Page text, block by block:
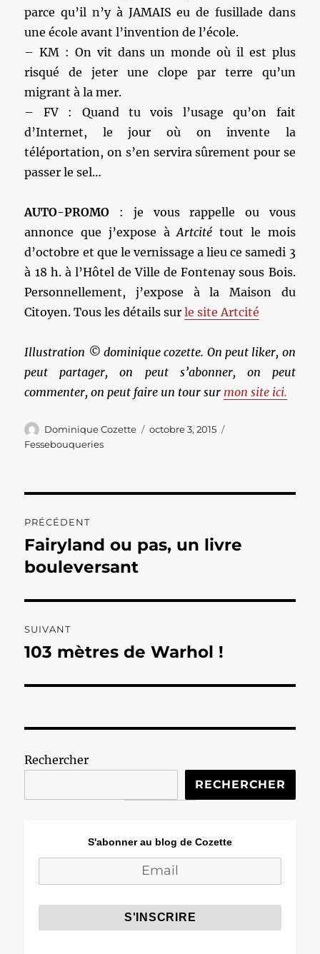
parce qu’il n’y à JAMAIS eu de fusillade dans
une école avant l’invention de l’école.
– KM : On vit dans un monde où il est plus
risqué de jeter une clope par terre qu’un
migrant à la mer.
– FV : Quand tu vois l’usage qu’on fait
d’Internet, le jour où on invente la
téléportation, on s’en servira sûrement pour se
passer le sel…
AUTO-PROMO : je vous rappelle ou vous
annonce que j’expose àArtcité tout le mois
d’octobre et que le vernissage a lieu ce samedi 3
à 18 h. à l’Hôtel de Ville de Fontenay sous Bois.
Personnellement, j’expose à la Maison du
Citoyen. Tous les détails surle site Artcité
Illustration © dominique cozette. On peut liker, on
peut partager, on peut s’abonner, on peut
commenter, on peut faire un tour sur mon site ici.
Auteur
Dominique Cozette
Publié
octobre 3, 2015
Fessebouqueries
de
l’article
PRÉCÉDENT
Publication
précédente :
Fairyland ou pas, un livre
bouleversant
SUIVANT
Publication
103 mètres de Warhol !
Rechercher
RECHERCHER
S'abonner au blog de Cozette